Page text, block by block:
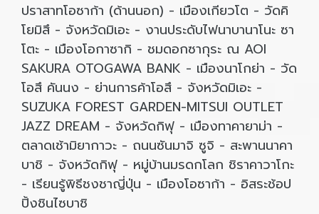
ปราสาทโอซาก้า (ด้านนอก) - เมืองเกียวโต - วัดคิ
โยมิสึ - จังหวัดมิเอะ - งานประดับไฟนาบานาโนะ ซา
โตะ - เมืองโอกาซากิ - ชมดอกซากุระ ณ AOI
SAKURA OTOGAWA BANK - เมืองนาโกย่า - วัด
โอสึ คันนง - ย่านการค้าโอสึ - จังหวัดมิเอะ -
SUZUKA FOREST GARDEN-MITSUI OUTLET
JAZZ DREAM - จังหวัดกิฟุ - เมืองทาคายาม่า -
ตลาดเช้ามิยากาวะ - ถนนซันมาจิ ซูจิ - สะพานนาคา
บาชิ - จังหวัดกิฟุ - หมู่บ้านมรดกโลก ชิราคาวาโกะ
- เรียนรู้พิธีชงชาญี่ปุ่น - เมืองโอซาก้า - อิสระช้อป
ปิ้งชินไซบาชิ